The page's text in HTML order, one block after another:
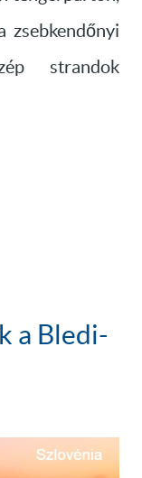
zsebkendőnyi
strandok
a Bledi-